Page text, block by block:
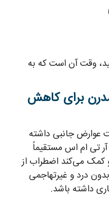
وقت آن است که به
برای کاهش
عوارض جانبی داشته
تی ام اس مستقیماً
کمک می‌کند اضطراب از
درد و غیرتهاجمی
داشته باشد.